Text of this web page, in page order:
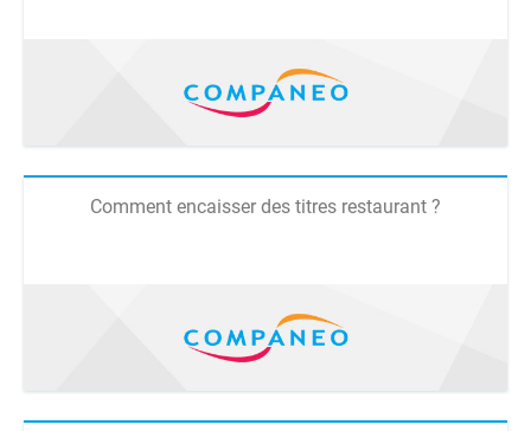
Comment encaisser des titres restaurant ?